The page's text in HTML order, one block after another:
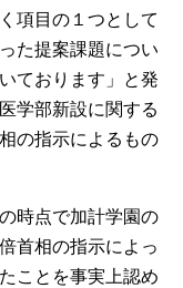
項目の１つとして
た提案課題につい
ております」と発
学部新設に関する
の指示によるもの
時点で加計学園の
首相の指示によっ
ことを事実上認め